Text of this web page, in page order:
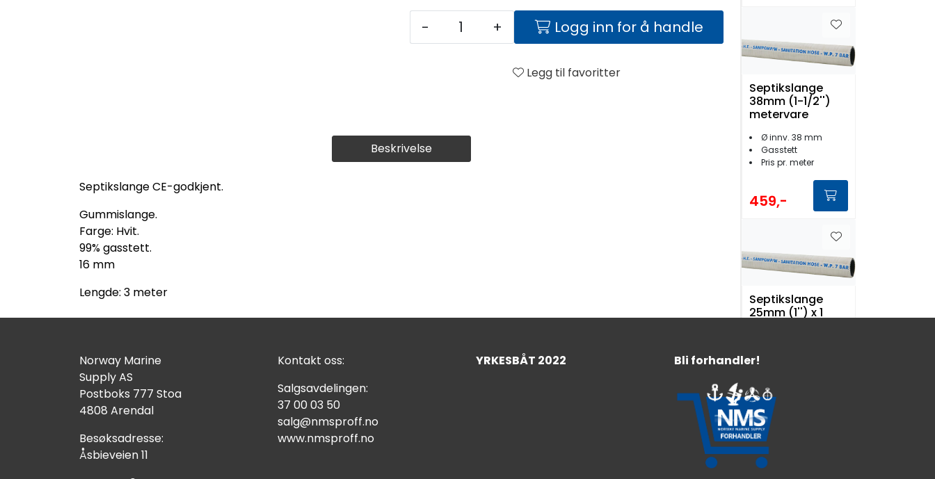
Beskrivelse
Septikslange CE-godkjent.
Gummislange.
Farge: Hvit.
99% gasstett.
16 mm
Lengde: 3 meter
- + Logg inn for å handle
Legg til favoritter
Septikslange
38mm (1-1/2'')
metervare
Ø innv. 38 mm
Gasstett
Pris pr. meter
459,-
Septikslange
25mm (1'') x 1
329,-
Norway Marine
Supply AS
Postboks 777 Stoa
4808 Arendal
Besøksadresse:
Åsbieveien 11
Kontakt oss:
Salgsavdelingen:
37 00 03 50
salg@nmsproff.no
www.nmsproff.no
YRKESBÅT 2022 Bli forhandler!